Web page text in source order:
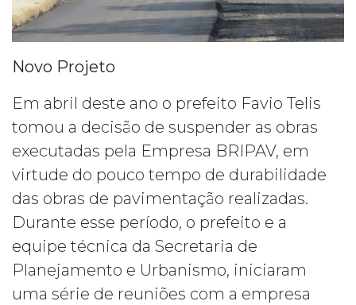
Novo Projeto
Em abril deste ano o prefeito Favio Telis
tomou a decisão de suspender as obras
executadas pela Empresa BRIPAV, em
virtude do pouco tempo de durabilidade
das obras de pavimentação realizadas.
Durante esse período, o prefeito e a
equipe técnica da Secretaria de
Planejamento e Urbanismo, iniciaram
uma série de reuniões com a empresa